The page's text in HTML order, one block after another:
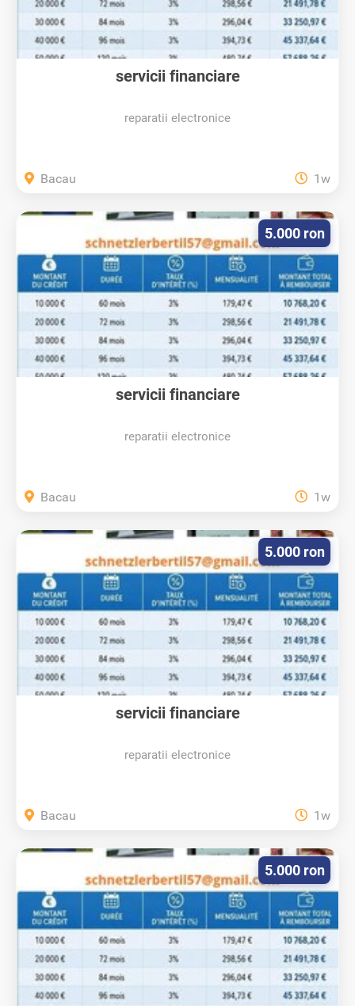
servicii financiare
reparatii electronice
Bacau 1w
servicii financiare
reparatii electronice
5.000 ron
Bacau 1w
servicii financiare
reparatii electronice
5.000 ron
Bacau 1w
5.000 ron